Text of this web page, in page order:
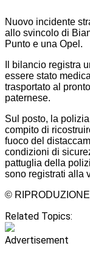
Nuovo incidente
allo svincolo di
Punto e una Opel.
Il bilancio registra
essere stato
trasportato al
paternese.
Sul posto, la
compito di
fuoco del
condizioni di
pattuglia della
sono registrati alla
©
Related Topics:
Advertisement